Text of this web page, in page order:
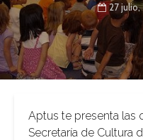
27 julio,
Aptus te presenta las
Secretaría de Cultura